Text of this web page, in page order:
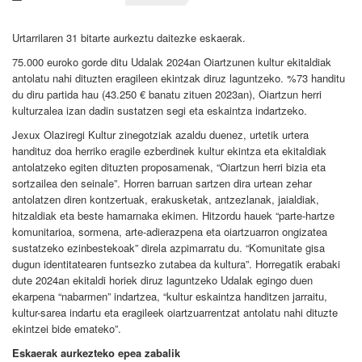
Urtarrilaren 31 bitarte aurkeztu daitezke eskaerak.
75.000 euroko gorde ditu Udalak 2024an Oiartzunen kultur ekitaldiak
antolatu nahi dituzten eragileen ekintzak diruz laguntzeko. %73 handitu
du diru partida hau (43.250 € banatu zituen 2023an), Oiartzun herri
kulturzalea izan dadin sustatzen segi eta eskaintza indartzeko.
Jexux Olaziregi Kultur zinegotziak azaldu duenez, urtetik urtera
handituz doa herriko eragile ezberdinek kultur ekintza eta ekitaldiak
antolatzeko egiten dituzten proposamenak, “Oiartzun herri bizia eta
sortzailea den seinale”. Horren barruan sartzen dira urtean zehar
antolatzen diren kontzertuak, erakusketak, antzezlanak, jaialdiak,
hitzaldiak eta beste hamarnaka ekimen. Hitzordu hauek “parte-hartze
komunitarioa, sormena, arte-adierazpena eta oiartzuarron ongizatea
sustatzeko ezinbestekoak” direla azpimarratu du. “Komunitate gisa
dugun identitatearen funtsezko zutabea da kultura”. Horregatik erabaki
dute 2024an ekitaldi horiek diruz laguntzeko Udalak egingo duen
ekarpena “nabarmen” indartzea, “kultur eskaintza handitzen jarraitu,
kultur-sarea indartu eta eragileek oiartzuarrentzat antolatu nahi dituzte
ekintzei bide emateko”.
Eskaerak aurkezteko epea zabalik